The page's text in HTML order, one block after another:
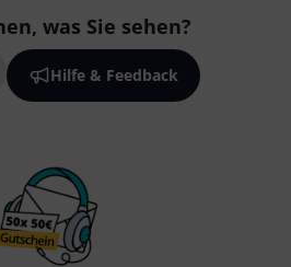
was Sie sehen?
Hilfe & Feedback